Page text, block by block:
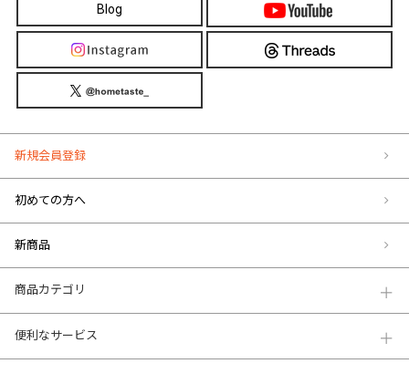
Blog
新規会員登録
初めての方へ
新商品
商品カテゴリ
便利なサービス